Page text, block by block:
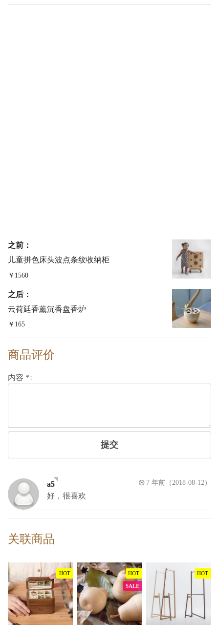
之前：
儿童拼色床头波点条纹收纳柜
￥1560
之后：
云荷廷香薰沉香盘香炉
￥165
商品评价
内容 *
提交
a5 7 年前（2018-08-12）
好，很喜欢
关联商品
HOT HOT
SALE
HOT